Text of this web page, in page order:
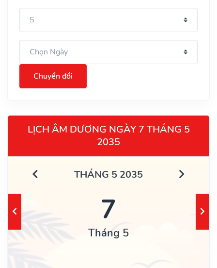
Chuyển đổi
LỊCH ÂM DƯƠNG NGÀY 7 THÁNG 5
2035
THÁNG 5 2035
7
Tháng 5